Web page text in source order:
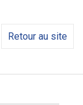
Retour au site